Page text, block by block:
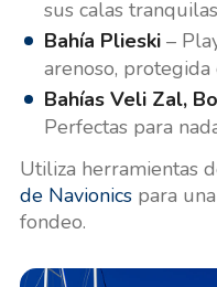
sus calas
Bahía Plieski–
arenoso,
Bahías Veli Zal,
Perfectas para
Utiliza herramientas
de Navionicspara
fondeo.